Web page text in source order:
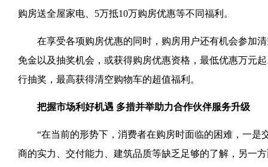
购房送全屋家电、5万抵10万购房优惠等不同福利。
在享受各项购房优惠的同时，购房用户还有机会参加清
免金以及抽奖机会，或获得购房优惠资格，最低优惠万元
行抽奖，最高获得清空购物车的超值福利。
把握市场利好机遇 多措并举助力合作伙伴服务升级
“在当前的形势下，消费者在购房时面临的困难，一是
商的实力、交付能力、建筑品质等缺乏足够的了解，另一